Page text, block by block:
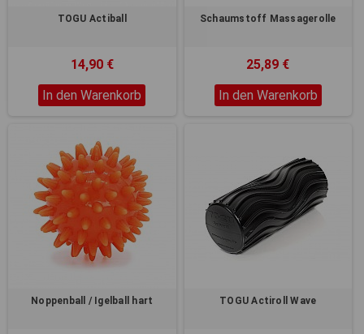
treffen und erteilte
Nähere Informationen,
insbesondere zu
Einstellungs- und
Sie können durch die
Navigation auf die
Registerkarten auf der linken
Seite alle Ihre Cookie-
Einstellungen anzupassen.
TOGU Actiball
14,90 €
In den Warenkorb
Schaumstoff Massagerolle
25,89 €
In den Warenkorb
Noppenball / Igelball hart TOGU Actiroll Wave